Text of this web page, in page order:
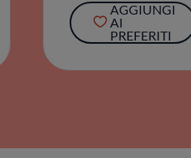
AGGIUNGI
AI
PREFERITI